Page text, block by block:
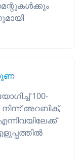
100-
നിന്ന് അറബിക്,